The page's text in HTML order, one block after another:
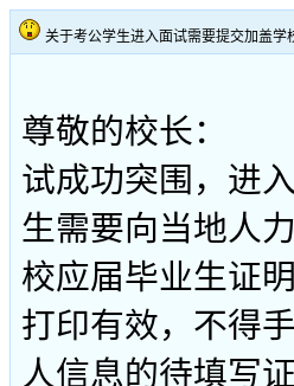
关于考公学生进入面试需要提交加盖学
尊敬的校长：
试成功突围，进
生需要向当地人
校应届毕业生证
打印有效，不得
人信息的待填写